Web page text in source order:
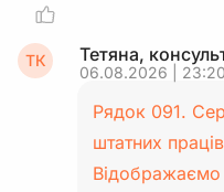
ТК Тетяна,
06.08.2026 | 23:20
Рядок 091.
штатних
Відображаємо